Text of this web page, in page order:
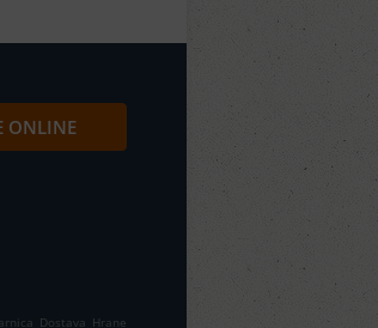
ONLINE
Dostava Hrane